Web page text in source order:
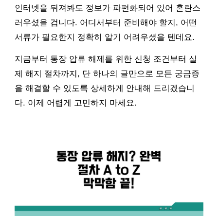
인터넷을 뒤져봐도 정보가 파편화되어 있어 혼란스
러우셨을 겁니다. 어디서부터 준비해야 할지, 어떤
서류가 필요한지 정확히 알기 어려우셨을 텐데요.
지금부터 통장 압류 해제를 위한 신청 조건부터 실
제 해지 절차까지, 단 하나의 글만으로 모든 궁금증
을 해결할 수 있도록 상세하게 안내해 드리겠습니
다. 이제 어렵게 고민하지 마세요.